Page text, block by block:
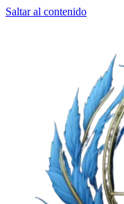
Saltar al contenido